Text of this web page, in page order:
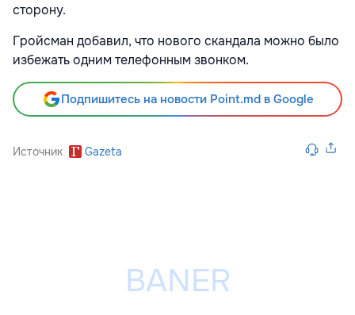
сторону.
Гройсман добавил, что нового скандала можно было
избежать одним телефонным звонком.
Подпишитесь на новости Point.md в Google
Источник Gazeta